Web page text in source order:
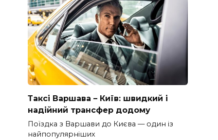
Таксі Варшава – Київ: швидкий і
надійний трансфер додому
Поїздка з Варшави до Києва — один із
найпопулярніших